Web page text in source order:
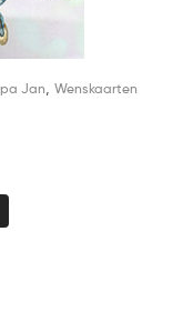
Jan Wenskaarten